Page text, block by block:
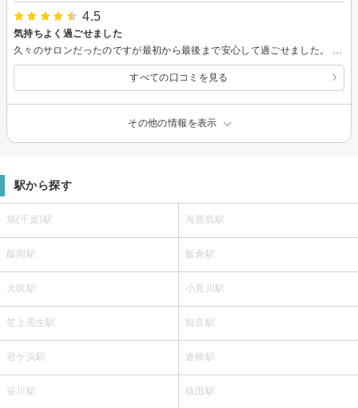
4.5
気持ちよく過ごせました
すべての口コミを見る
その他の情報を表示
駅から探す
旭(千葉)駅 海鹿島駅
飯岡駅 飯倉駅
犬吠駅 小見川駅
笠上黒生駅 観音駅
君ケ浜駅 倉橋駅
笹川駅 猿田駅